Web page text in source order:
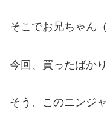
そこでお兄ちゃん
今回、買ったばか
そう、このニンジャ